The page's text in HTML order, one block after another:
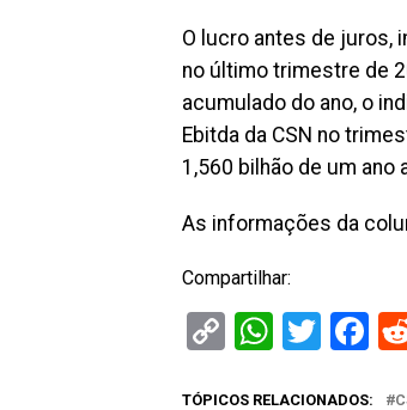
O lucro antes de juros,
no último trimestre de
acumulado do ano, o
Ebitda da CSN no
1,560 bilhão de um ano
As informações da
Compartilhar:
Copy
TÓPICOS RELACIONADOS: